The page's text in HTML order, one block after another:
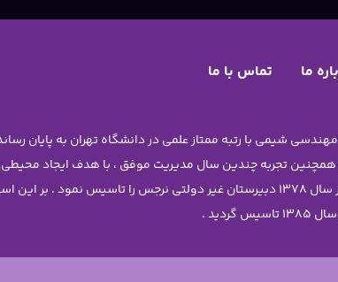
ما تماس با ما
همچنین تجربه چندین سال مدیریت موفق ، با هدف ایجاد
دختران نوجوان آن چنان که شایسته ی دانش آموزان برتر و نخبه است ، در سال 1378 دبیرستان